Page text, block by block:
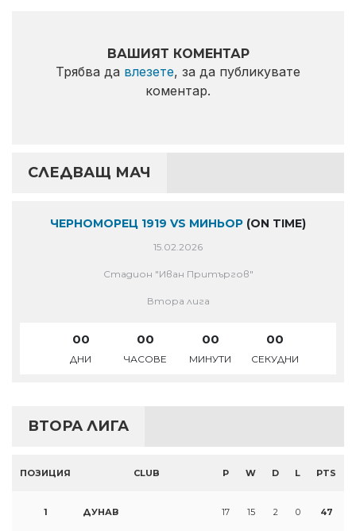
ВАШИЯТ КОМЕНТАР
Трябва да влезете, за да публикувате
коментар.
СЛЕДВАЩ МАЧ
ЧЕРНОМОРЕЦ 1919 VS МИНЬОР (ON TIME)
15.02.2026
Стадион "Иван Притъргов"
Втора лига
00
ДНИ
00
ЧАСОВЕ
00
МИНУТИ
00
СЕКУДНИ
ВТОРА ЛИГА
ПОЗИЦИЯ CLUB P W D L PTS
1 ДУНАВ 17 15 2 0 47